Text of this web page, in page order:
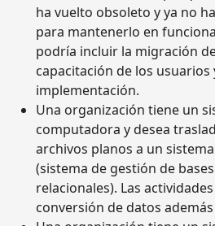
ha vuelto obsoleto y ya no
para mantenerlo en
podría incluir la migración
capacitación de los usuarios
implementación.
Una organización tiene un
computadora y desea
archivos planos a un
(sistema de gestión de
relacionales). Las
conversión de datos